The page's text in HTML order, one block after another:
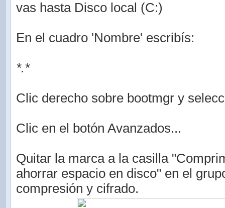
vas hasta Disco local (C:)
En el cuadro 'Nombre' escribís:
*.*
Clic derecho sobre bootmgr y
Clic en el botón Avanzados...
Quitar la marca a la casilla
ahorrar espacio en disco" en el
compresión y cifrado.